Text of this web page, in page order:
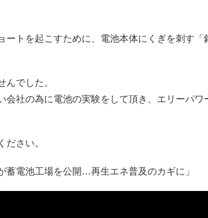
ートを起こすために、電池本体にくぎを刺す
んでした。
会社の為に電池の実験をして頂き、エリーパ
ださい。
蓄電池工場を公開…再生エネ普及のカギに」